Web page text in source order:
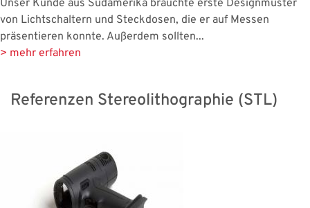
Unser Kunde aus Südamerika brauchte erste Designmuster
von Lichtschaltern und Steckdosen, die er auf Messen
präsentieren konnte. Außerdem sollten...
> mehr erfahren
Referenzen Stereolithographie (STL)